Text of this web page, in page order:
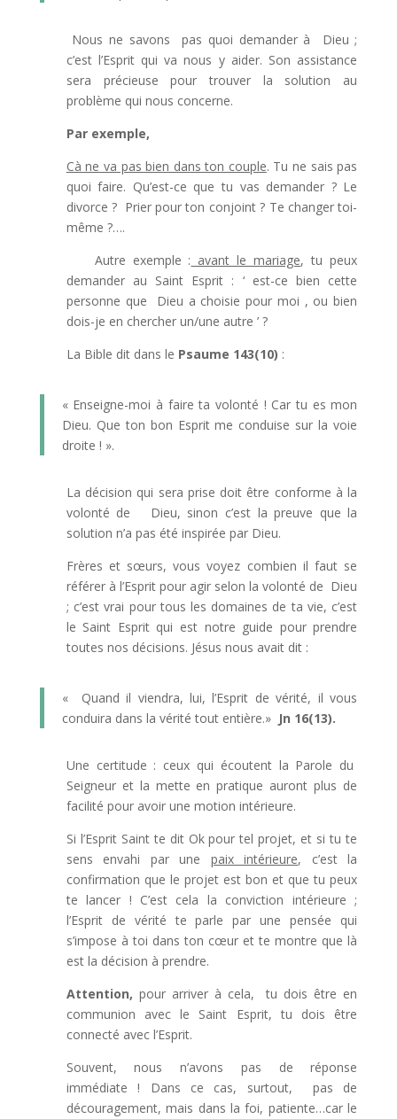
Nous ne savons pas quoi demander à Dieu ;
c’est l’Esprit qui va nous y aider. Son assistance
sera précieuse pour trouver la solution au
problème qui nous concerne.
Par exemple,
Cà ne va pas bien dans ton couple. Tu ne sais pas
quoi faire. Qu’est-ce que tu vas demander ? Le
divorce ? Prier pour ton conjoint ? Te changer toi-
même ?….
Autre exemple : avant le mariage, tu peux
demander au Saint Esprit : ‘ est-ce bien cette
personne que Dieu a choisie pour moi , ou bien
dois-je en chercher un/une autre ’ ?
La Bible dit dans le Psaume 143(10) :
« Enseigne-moi à faire ta volonté ! Car tu es mon
Dieu. Que ton bon Esprit me conduise sur la voie
droite ! ».
La décision qui sera prise doit être conforme à la
volonté de Dieu, sinon c’est la preuve que la
solution n’a pas été inspirée par Dieu.
Frères et sœurs, vous voyez combien il faut se
référer à l’Esprit pour agir selon la volonté de Dieu
; c’est vrai pour tous les domaines de ta vie, c’est
le Saint Esprit qui est notre guide pour prendre
toutes nos décisions. Jésus nous avait dit :
« Quand il viendra, lui, l’Esprit de vérité, il vous
conduira dans la vérité tout entière.» Jn 16(13).
Une certitude : ceux qui écoutent la Parole du
Seigneur et la mette en pratique auront plus de
facilité pour avoir une motion intérieure.
Si l’Esprit Saint te dit Ok pour tel projet, et si tu te
sens envahi par une paix intérieure, c’est la
confirmation que le projet est bon et que tu peux
te lancer ! C’est cela la conviction intérieure ;
l’Esprit de vérité te parle par une pensée qui
s’impose à toi dans ton cœur et te montre que là
est la décision à prendre.
Attention, pour arriver à cela, tu dois être en
communion avec le Saint Esprit, tu dois être
connecté avec l’Esprit.
Souvent, nous n’avons pas de réponse
immédiate ! Dans ce cas, surtout, pas de
découragement, mais dans la foi, patiente…car le